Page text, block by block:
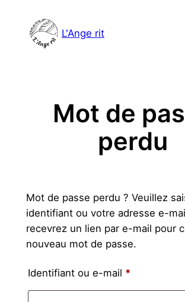
contenu
L'Ange rit
Mot de
perdu
Mot de passe perdu ? Veuillez
identifiant ou votre adresse e-
recevrez un lien par e-mail pour
nouveau mot de passe.
Identifiant ou e-mail *Obligatoire